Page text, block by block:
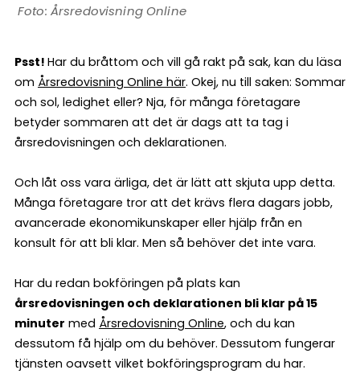
Årsredovisning Online
Psst! Har du bråttom och vill gå rakt på sak, kan du läsa
om Årsredovisning Online här. Okej, nu till saken: Sommar
och sol, ledighet eller? Nja, för många företagare
betyder sommaren att det är dags att ta tag i
årsredovisningen och deklarationen.
Och låt oss vara ärliga, det är lätt att skjuta upp detta.
Många företagare tror att det krävs flera dagars jobb,
avancerade ekonomikunskaper eller hjälp från en
konsult för att bli klar. Men så behöver det inte vara.
Har du redan bokföringen på plats kan
årsredovisningen och deklarationen bli klar på 15
minuter med Årsredovisning Online, och du kan
dessutom få hjälp om du behöver. Dessutom fungerar
tjänsten oavsett vilket bokföringsprogram du har.